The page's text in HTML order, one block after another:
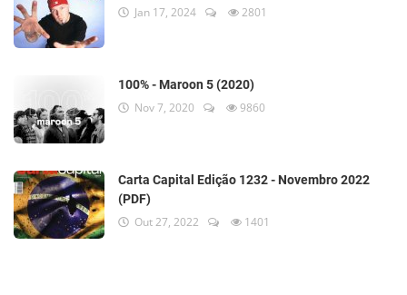
Jan 17, 2024 2801
100% - Maroon 5 (2020)
Nov 7, 2020 9860
Carta Capital Edição 1232 - Novembro 2022
(PDF)
Out 27, 2022 1401